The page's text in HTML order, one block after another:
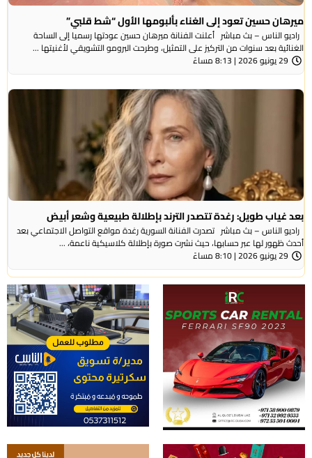
ميرهان حسين تعود إلى الغناء بألبومها الأول “شط قلبي”
راديو الناس – بث مباشر أعلنت الفنانة ميرهان حسين عودتها رسميا إلى الساحة
الغنائية بعد سنوات من التركيز على التمثيل، وطرحت البرومو التشويقي لأغنيتها ...
29 يونيو 2026 | 8:13 مساءً
بعد غياب طويل: رغدة تتصدر الترند بإطلالة طبيعية وشعر أبيض
راديو الناس – بث مباشر تصدرت الفنانة السورية رغدة مواقع التواصل الاجتماعي بعد
أحدث ظهور لها عبر حسابها، حيث نشرت صورة بإطلالة كلاسيكية ناعمة، ...
29 يونيو 2026 | 8:10 مساءً